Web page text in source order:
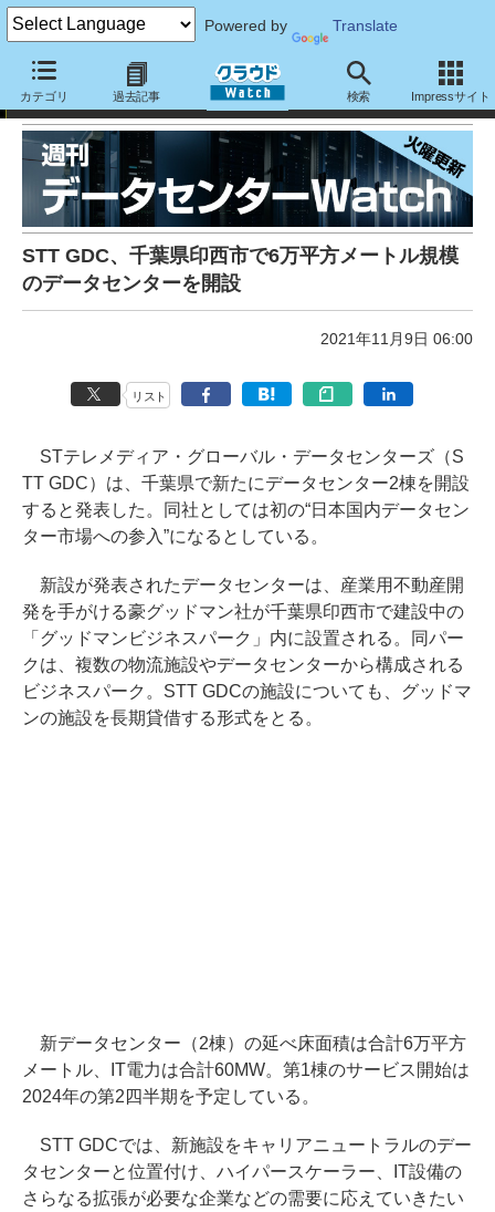
Powered by Translate
カテゴリ 過去記事 検索 Impressサイト
週刊データセンターWatch：
STT GDC、千葉県印西市で6万平方メートル規模
のデータセンターを開設
2021年11月9日 06:00
リスト
STテレメディア・グローバル・データセンターズ（S
TT GDC）は、千葉県で新たにデータセンター2棟を開設
すると発表した。同社としては初の“日本国内データセン
ター市場への参入”になるとしている。
新設が発表されたデータセンターは、産業用不動産開
発を手がける豪グッドマン社が千葉県印西市で建設中の
「グッドマンビジネスパーク」内に設置される。同パー
クは、複数の物流施設やデータセンターから構成される
ビジネスパーク。STT GDCの施設についても、グッドマ
ンの施設を長期貸借する形式をとる。
新データセンター（2棟）の延べ床面積は合計6万平方
メートル、IT電力は合計60MW。第1棟のサービス開始は
2024年の第2四半期を予定している。
STT GDCでは、新施設をキャリアニュートラルのデー
タセンターと位置付け、ハイパースケーラー、IT設備の
さらなる拡張が必要な企業などの需要に応えていきたい